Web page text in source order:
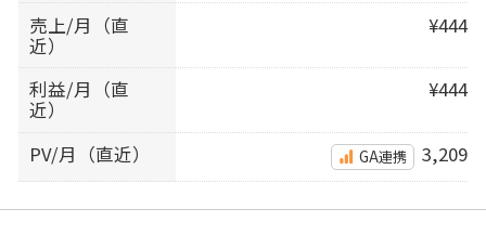
売上/月（直
近）
¥444
利益/月（直
近）
¥444
PV/月（直近） GA連携 3,209